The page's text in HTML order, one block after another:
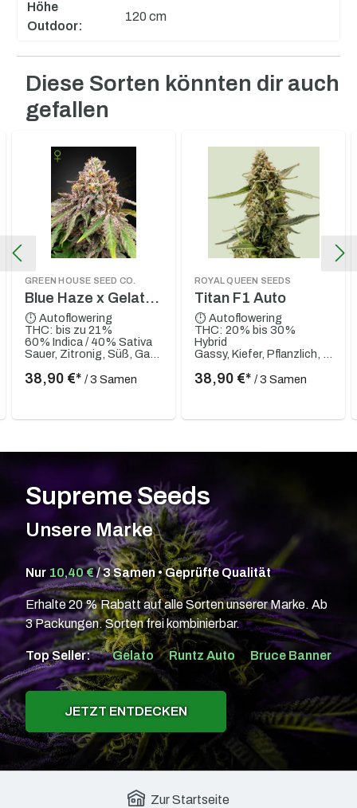
Höhe
Outdoor:
120 cm
Produktgalerie überspringen
Diese Sorten könnten dir auch
gefallen
GREEN HOUSE SEED CO.
Blue Haze x Gelato
41 Auto
⏱ Autoflowering
THC: bis zu 21%
60% Indica / 40% Sativa
38,90 €* / 3 Samen
ROYAL QUEEN SEEDS
Titan F1 Auto
⏱ Autoflowering
THC: 20% bis 30%
Hybrid
38,90 €* / 3 Samen
Supreme Seeds
Unsere Marke
Nur 10,40 €/ 3 Samen • Geprüfte Qualität
Erhalte 20 % Rabatt auf alle Sorten unserer Marke. Ab
3 Packungen. Sorten frei kombinierbar.
Top Seller: Gelato Runtz Auto Bruce Banner
JETZT ENTDECKEN
Zur Startseite